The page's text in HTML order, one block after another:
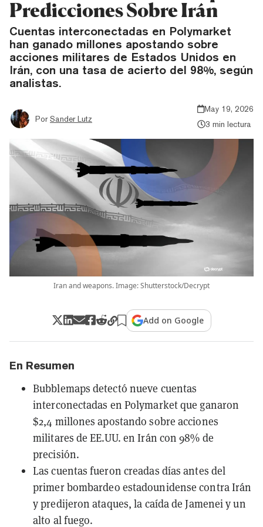
Predicciones Sobre Irán
Cuentas interconectadas en Polymarket
han ganado millones apostando sobre
acciones militares de Estados Unidos en
Irán, con una tasa de acierto del 98%, según
analistas.
Por Sander Lutz
May 19, 2026
3 min lectura
Iran and weapons. Image: Shutterstock/Decrypt
Add on Google
En Resumen
Bubblemaps detectó nueve cuentas
interconectadas en Polymarket que ganaron
$2,4 millones apostando sobre acciones
militares de EE.UU. en Irán con 98% de
precisión.
Las cuentas fueron creadas días antes del
primer bombardeo estadounidense contra Irán
y predijeron ataques, la caída de Jamenei y un
alto al fuego.